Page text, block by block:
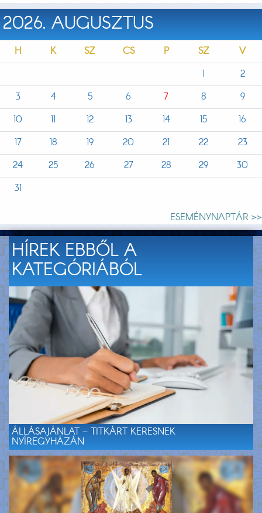
2026. AUGUSZTUS
H K SZ CS P SZ
V
1
2
3
4 5 6 7 8
9
10
11 12 13 14 15
16
17
18 19 20 21 22
23
24
25 26 27 28 29
30
31
ESEMÉNYNAPTÁR >>
HÍREK EBBŐL A
KATEGÓRIÁBÓL
ÁLLÁSAJÁNLAT – TITKÁRT KERESNEK
NYÍREGYHÁZÁN